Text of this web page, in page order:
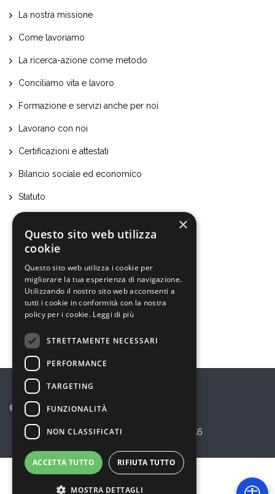
La nostra missione
Come lavoriamo
La ricerca-azione come metodo
Conciliamo vita e lavoro
Formazione e servizi anche per noi
Lavorano con noi
Certificazioni e attestati
Bilancio sociale ed economico
Statuto
Bambini e ragazzi
Anziani
Disabilità e Fragilità
© 2026 Eureka! Cooperativa Sociale
Privacy Policy P.I. 10864220156
×
Questo sito web utilizza
cookie
Questo sito web utilizza i cookie per
migliorare la tua esperienza di navigazione.
Utilizzando il nostro sito web acconsenti a
tutti i cookie in conformità con la nostra
policy per i cookie. Leggi di più
STRETTAMENTE NECESSARI
PERFORMANCE
TARGETING
FUNZIONALITÀ
NON CLASSIFICATI
ACCETTA TUTTO RIFIUTA TUTTO
MOSTRA DETTAGLI